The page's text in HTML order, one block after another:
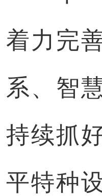
着力完
系、智
持续抓
平特种